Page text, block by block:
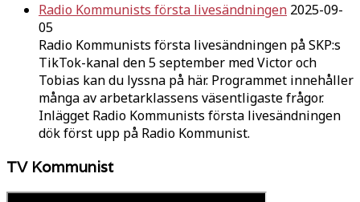
Radio Kommunists första livesändningen 2025-09-
05
Radio Kommunists första livesändningen på SKP:s
TikTok-kanal den 5 september med Victor och
Tobias kan du lyssna på här. Programmet innehåller
många av arbetarklassens väsentligaste frågor.
Inlägget Radio Kommunists första livesändningen
dök först upp på Radio Kommunist.
TV Kommunist